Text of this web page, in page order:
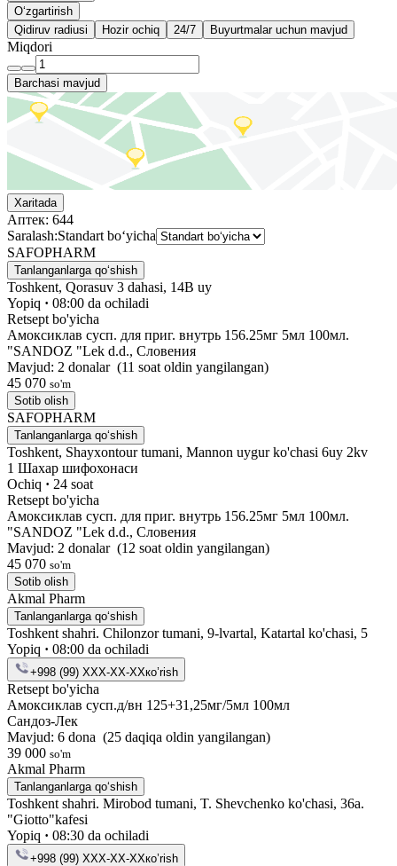
O‘zgartirish
Qidiruv radiusi
Hozir ochiq 24/7 Buyurtmalar uchun mavjud
Miqdori
Barchasi mavjud
Xaritada
Аптек: 644
Saralash:Standart bo‘yicha
SAFOPHARM
Tanlanganlarga qo‘shish
Toshkent, Qorasuv 3 dahasi, 14B uy
Yopiq · 08:00 da ochiladi
Retsept bo'yicha
Амоксиклав сусп. для приг. внутрь 156.25мг 5мл 100мл.
"SANDOZ "Lek d.d., Словения
Mavjud: 2 donalar (11 soat oldin yangilangan)
45 070 so'm
Sotib olish
SAFOPHARM
Tanlanganlarga qo‘shish
Toshkent, Shayxontour tumani, Mannon uygur ko'chasi 6uy 2kv
1 Шахар шифохонаси
Ochiq · 24 soat
Retsept bo'yicha
Амоксиклав сусп. для приг. внутрь 156.25мг 5мл 100мл.
"SANDOZ "Lek d.d., Словения
Mavjud: 2 donalar (12 soat oldin yangilangan)
45 070 so'm
Sotib olish
Akmal Pharm
Tanlanganlarga qo‘shish
Toshkent shahri. Chilonzor tumani, 9-lvartal, Katartal ko'chasi, 5
Yopiq · 08:00 da ochiladi
+998 (99) XXX-XX-XXкo’rish
Retsept bo'yicha
Амоксиклав сусп.д/вн 125+31,25мг/5мл 100мл
Сандоз-Лек
Mavjud: 6 dona (25 daqiqa oldin yangilangan)
39 000 so'm
Akmal Pharm
Tanlanganlarga qo‘shish
Toshkent shahri. Mirobod tumani, T. Shevchenko ko'chasi, 36a.
"Giotto"kafesi
Yopiq · 08:30 da ochiladi
+998 (99) XXX-XX-XXкo’rish